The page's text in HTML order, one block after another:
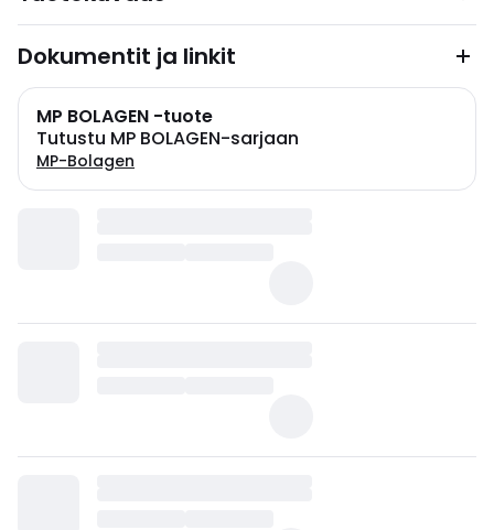
Dokumentit ja linkit
MP BOLAGEN -tuote
Tutustu MP BOLAGEN-sarjaan
MP-Bolagen